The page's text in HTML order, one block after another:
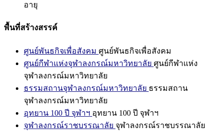
อายุ
พื้นที่สร้างสรรค์
ศูนย์พันธกิจเพื่อสังคม ศูนย์พันธกิจเพื่อสังคม
ศูนย์กีฬาแห่งจุฬาลงกรณ์มหาวิทยาลัย ศูนย์กีฬาแห่ง
จุฬาลงกรณ์มหาวิทยาลัย
ธรรมสถานจุฬาลงกรณ์มหาวิทยาลัย ธรรมสถาน
จุฬาลงกรณ์มหาวิทยาลัย
อุทยาน 100 ปี จุฬาฯ อุทยาน 100 ปี จุฬาฯ
จุฬาลงกรณ์ราชบรรณาลัย จุฬาลงกรณ์ราชบรรณาลัย